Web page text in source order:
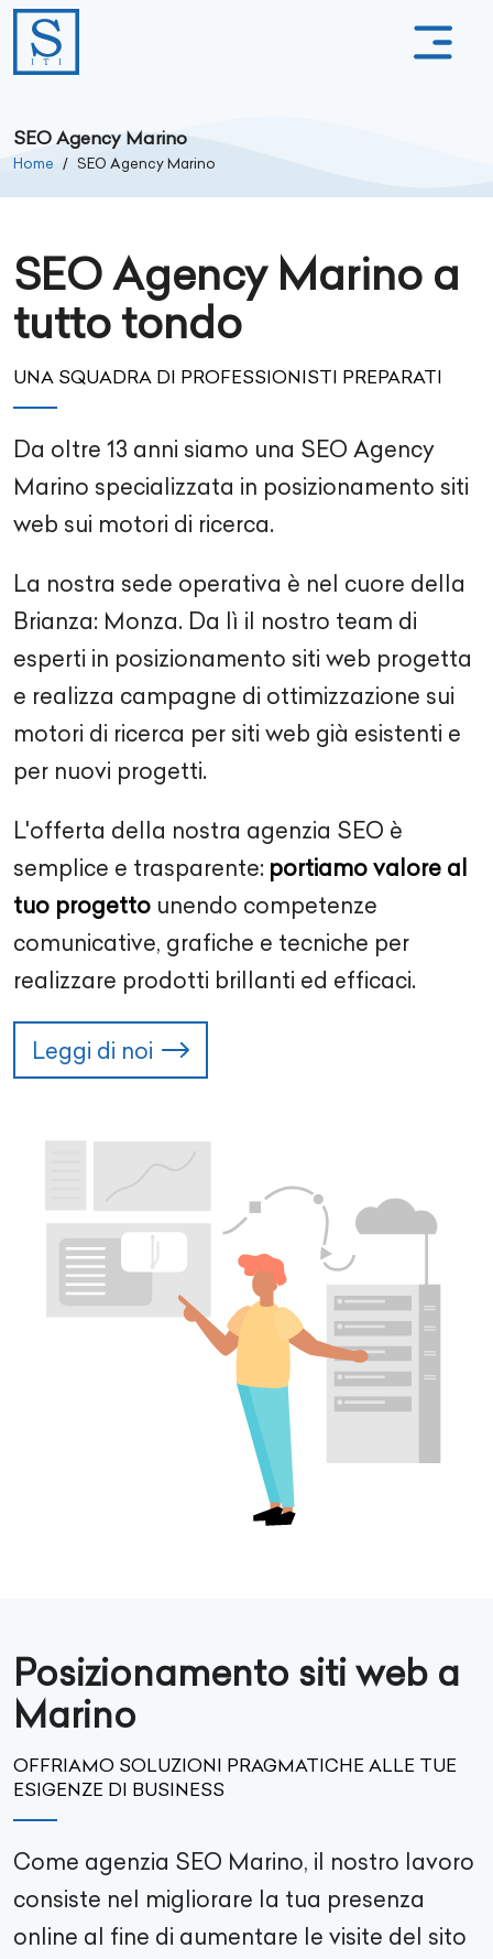
SEO Agency Marino
Home SEO Agency Marino
SEO Agency Marino a
tutto tondo
UNA SQUADRA DI PROFESSIONISTI PREPARATI
Da oltre 13 anni siamo una SEO Agency
Marino specializzata in posizionamento siti
web sui motori di ricerca.
La nostra sede operativa è nel cuore della
Brianza: Monza. Da lì il nostro team di
esperti in posizionamento siti web progetta
e realizza campagne di ottimizzazione sui
motori di ricerca per siti web già esistenti e
per nuovi progetti.
L'offerta della nostra agenzia SEO è
semplice e trasparente: portiamo valore al
tuo progetto unendo competenze
comunicative, grafiche e tecniche per
realizzare prodotti brillanti ed efficaci.
Leggi di noi
Posizionamento siti web a
Marino
OFFRIAMO SOLUZIONI PRAGMATICHE ALLE TUE
ESIGENZE DI BUSINESS
Come agenzia SEO Marino, il nostro lavoro
consiste nel migliorare la tua presenza
online al fine di aumentare le visite del sito